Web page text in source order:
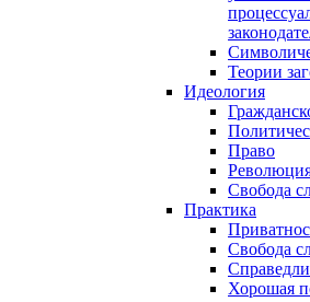
Теории
Идеология
Право
Свобода
Практика
Свобода
Хорошая